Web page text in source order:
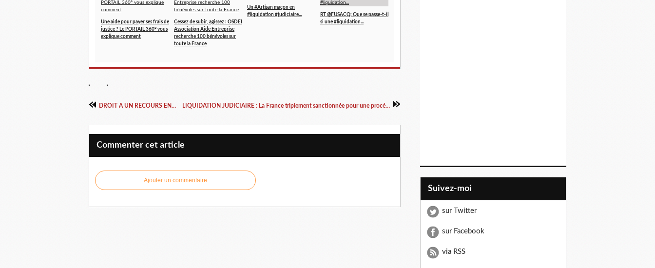
Une aide pour payer ses frais de
justice ? Le PORTAIL 360° vous
explique comment
Cessez de subir, agissez : OSDEI
Association Aide Entreprise
recherche 100 bénévoles sur
toute la France
Un #Artisan maçon en
#liquidation #judiciaire...
RT @FUSACQ: Que se passe-t-il
si une #liquidation...
DROIT A UN RECOURS EN JUSTICE LIQUIDATION JUDICIAIRE : La France triplement sanctionnée pour une procédure interminable -...
Commenter cet article
Ajouter un commentaire
Suivez-moi
sur Twitter
sur Facebook
via RSS